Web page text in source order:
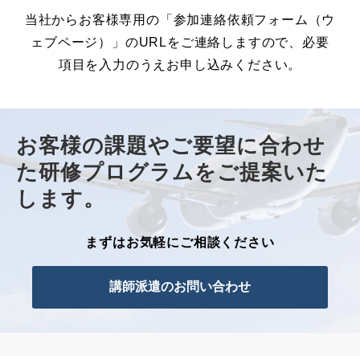
当社からお客様専用の「参加連絡依頼フォーム（ウ
ェブページ）」のURLをご連絡しますので、必要
項目を入力のうえお申し込みください。
お客様の課題やご要望に合わせ
た研修プログラムをご提案いた
します。
まずはお気軽にご相談ください
講師派遣のお問い合わせ